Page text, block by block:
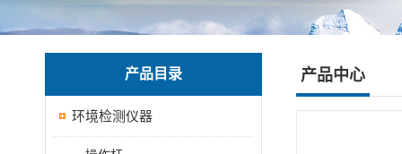
产品目录
环境检测仪器
产品中心